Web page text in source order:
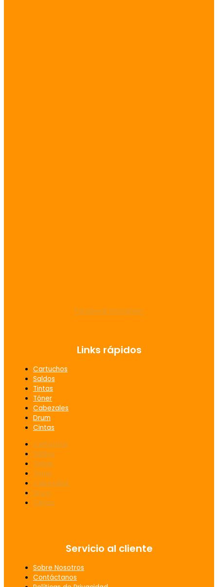
Facebook Instagram
Links rápidos
Cartuchos
Saldos
Tintas
Tóner
Cabezales
Drum
Cintas
Cartuchos
Saldos
Tintas
Tóner
Cabezales
Drum
Cintas
Servicio al cliente
Sobre Nosotros
Contáctanos